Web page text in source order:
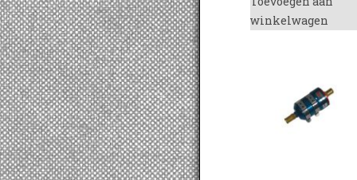
winkelwagen